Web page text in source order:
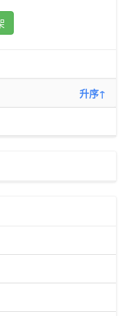
升序↑